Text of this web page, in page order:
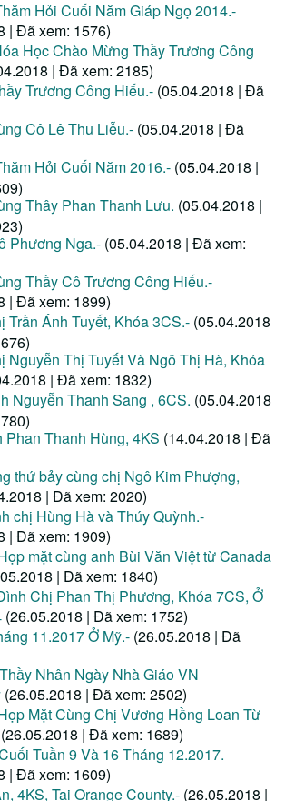
Hỏi Cuối Năm Giáp Ngọ 2014.-
| Đã xem: 1576)
Học Chào Mừng Thầy Trương Công
| Đã xem: 2185)
Trương Công Hiếu.- (05.04.2018 | Đã
Cô Lê Thu Liễu.- (05.04.2018 | Đã
Hỏi Cuối Năm 2016.- (05.04.2018 |
Thây Phan Thanh Lưu. (05.04.2018 |
Phương Nga.- (05.04.2018 | Đã xem:
Thầy Cô Trương Công Hiếu.-
| Đã xem: 1899)
Trần Ánh Tuyết, Khóa 3CS.- (05.04.2018
Nguyễn Thị Tuyết Và Ngô Thị Hà, Khóa
| Đã xem: 1832)
Nguyễn Thanh Sang , 6CS. (05.04.2018
Phan Thanh Hùng, 4KS (14.04.2018 | Đã
thứ bảy cùng chị Ngô Kim Phượng,
| Đã xem: 2020)
chị Hùng Hà và Thúy Quỳnh.-
| Đã xem: 1909)
mặt cùng anh Bùi Văn Việt từ Canada
| Đã xem: 1840)
Chị Phan Thị Phương, Khóa 7CS, Ở
(26.05.2018 | Đã xem: 1752)
11.2017 Ở Mỹ.- (26.05.2018 | Đã
Nhân Ngày Nhà Giáo VN
(26.05.2018 | Đã xem: 2502)
Mặt Cùng Chị Vương Hồng Loan Từ
(26.05.2018 | Đã xem: 1689)
Tuần 9 Và 16 Tháng 12.2017.
| Đã xem: 1609)
4KS, Tại Orange County.- (26.05.2018 |